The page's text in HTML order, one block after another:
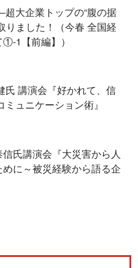
大企業トップの“腹の据
りました！（今春 全国経
1【前編】）
氏 講演会『好かれて、信
ュニケーション術』
氏講演会『大災害から人
に～被災経験から語る企